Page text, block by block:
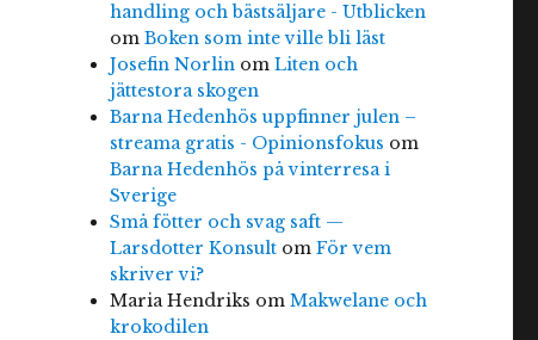
handling och bästsäljare - Utblicken
omBoken som inte ville bli läst
Josefin Norlin omLiten och
jättestora skogen
Barna Hedenhös uppfinner julen –
streama gratis - Opinionsfokus om
Barna Hedenhös på vinterresa i
Sverige
Små fötter och svag saft —
Larsdotter Konsult omFör vem
skriver vi?
Maria Hendriks omMakwelane och
krokodilen